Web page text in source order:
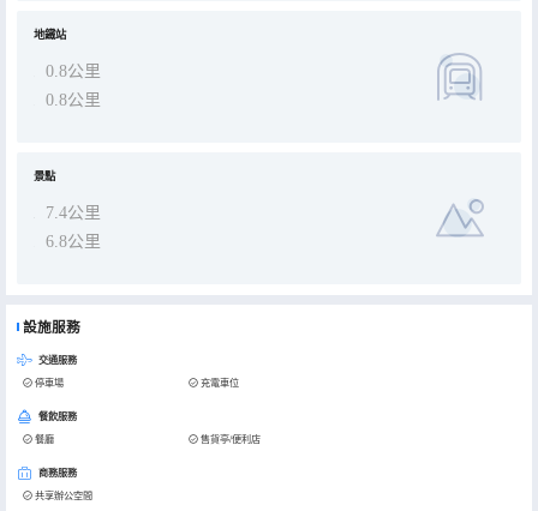
地鐵站
0.8公里
0.8公里
景點
7.4公里
6.8公里
設施服務
交通服務
停車場 充電車位
餐飲服務
餐廳 售貨亭/便利店
商務服務
共享辦公空間